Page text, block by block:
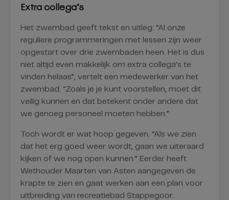
Extra collega’s
Het zwembad geeft tekst en uitleg: “Al onze
reguliere programmeringen met lessen zijn weer
opgestart over drie zwembaden heen. Het is dus
niet altijd even makkelijk om extra collega’s te
vinden helaas”, vertelt een medewerker van het
zwembad. “Zoals je je kunt voorstellen, moet dit
veilig kunnen en dat betekent onder andere dat
we genoeg personeel moeten hebben.”
Toch wordt er wat hoop gegeven. “Als we zien
dat het erg goed weer wordt, gaan we uiteraard
kijken of we nog open kunnen.” Eerder heeft
Wethouder Maarten van Asten aangegeven de
krapte te zien en gaat werken aan een plan voor
uitbreiding van recreatiebad Stappegoor.